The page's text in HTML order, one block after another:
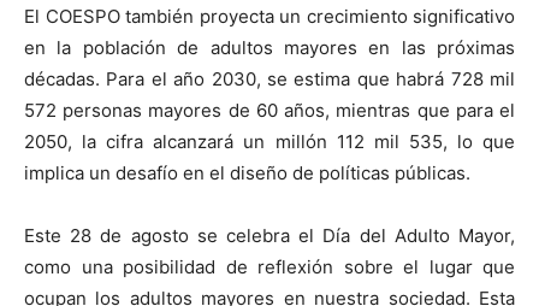
El COESPO también proyecta un crecimiento significativo
en la población de adultos mayores en las próximas
décadas. Para el año 2030, se estima que habrá 728 mil
572 personas mayores de 60 años, mientras que para el
2050, la cifra alcanzará un millón 112 mil 535, lo que
implica un desafío en el diseño de políticas públicas.
Este 28 de agosto se celebra el Día del Adulto Mayor,
como una posibilidad de reflexión sobre el lugar que
ocupan los adultos mayores en nuestra sociedad. Esta